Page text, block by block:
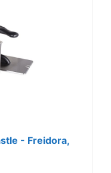
- Freidora,